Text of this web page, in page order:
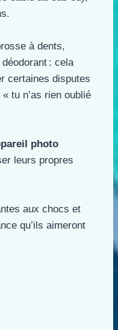
à dents,
: cela
certaines disputes
tu n’as rien oublié
photo
leurs propres
aux chocs et
qu’ils aimeront